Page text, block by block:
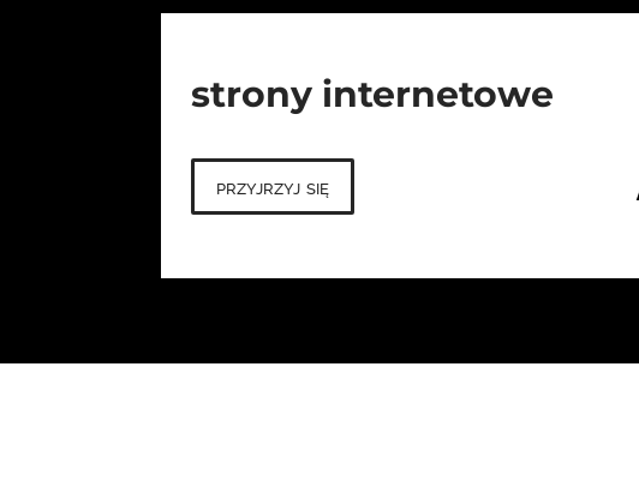
strony internetowe
przyjrzyj się